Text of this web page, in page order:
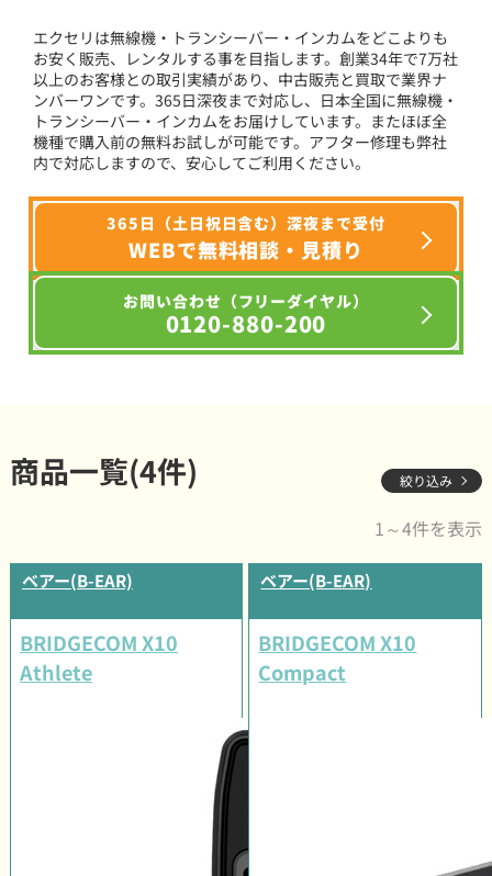
エクセリは無線機・トランシーバー・インカムをどこよりも
お安く販売、レンタルする事を目指します。創業34年で7万社
以上のお客様との取引実績があり、中古販売と買取で業界ナ
ンバーワンです。365日深夜まで対応し、日本全国に無線機・
トランシーバー・インカムをお届けしています。またほぼ全
機種で購入前の無料お試しが可能です。アフター修理も弊社
内で対応しますので、安心してご利用ください。
365日（土日祝日含む）深夜まで受付
WEBで無料相談・見積り
お問い合わせ（フリーダイヤル）
0120-880-200
商品一覧(4件) 絞り込み
1～4件を表示
ベアー(B-EAR)
BRIDGECOM X10
Athlete
ベアー(B-EAR)
BRIDGECOM X10
Compact